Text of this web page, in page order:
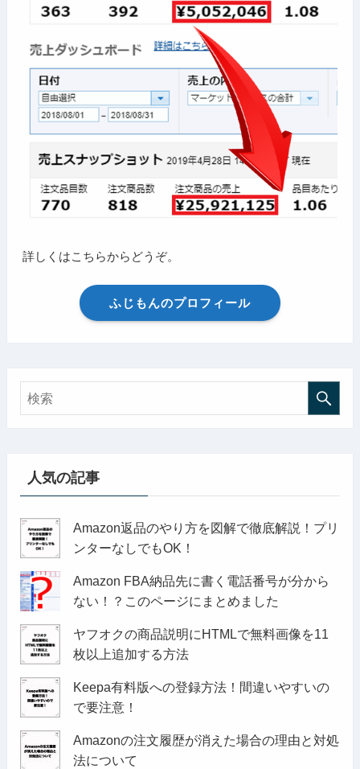
詳しくはこちらからどうぞ。
ふじもんのプロフィール
人気の記事
Amazon返品のやり方を図解で徹底解説！プリ
ンターなしでもOK！
Amazon FBA納品先に書く電話番号が分から
ない！？このページにまとめました
ヤフオクの商品説明にHTMLで無料画像を11
枚以上追加する方法
Keepa有料版への登録方法！間違いやすいの
で要注意！
Amazonの注文履歴が消えた場合の理由と対処
法について